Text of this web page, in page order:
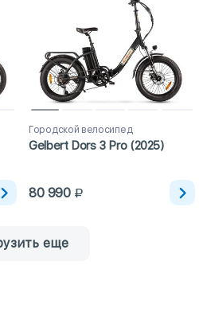
Городской велосипед
Gelbert Dors 3 Pro (2025)
80 990
еще